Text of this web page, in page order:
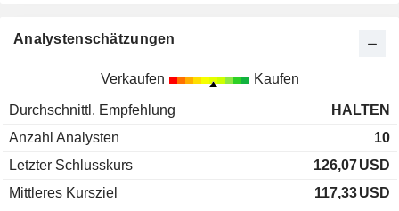
Analystenschätzungen
Verkaufen Kaufen
Durchschnittl. Empfehlung
HALTEN
Anzahl Analysten
10
Letzter Schlusskurs
126,07USD
Mittleres Kursziel
117,33USD